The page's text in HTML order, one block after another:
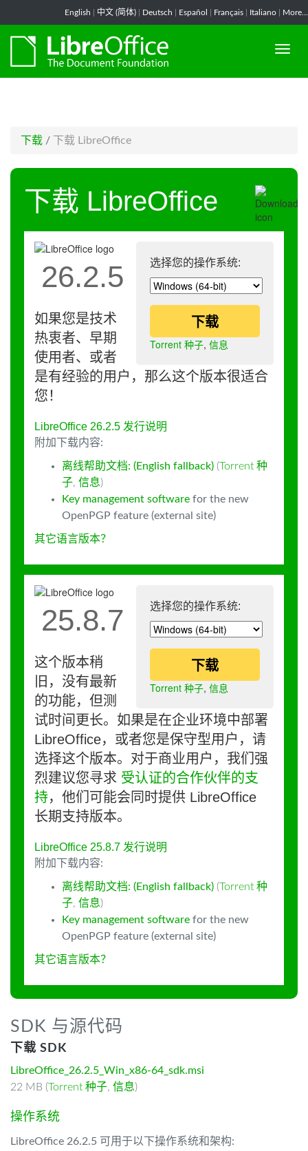
English 中文 (简体) Deutsch Español Français Italiano More...
下载 / 下载 LibreOffice
下载 LibreOffice
选择您的操作系统:
下载
Torrent 种子, 信息
26.2.5
如果您是技术
热衷者、早期
使用者、或者
是有经验的用户，那么这个版本很适合
您！
LibreOffice 26.2.5 发行说明
附加下载内容:
离线帮助文档: (English fallback) (Torrent 种
子, 信息)
Key management software for the new
OpenPGP feature (external site)
其它语言版本？
选择您的操作系统:
下载
Torrent 种子, 信息
25.8.7
这个版本稍
旧，没有最新
的功能，但测
试时间更长。如果是在企业环境中部署
LibreOffice，或者您是保守型用户，请
选择这个版本。对于商业用户，我们强
烈建议您寻求 受认证的合作伙伴的支
持，他们可能会同时提供 LibreOffice
长期支持版本。
LibreOffice 25.8.7 发行说明
附加下载内容:
离线帮助文档: (English fallback) (Torrent 种
子, 信息)
Key management software for the new
OpenPGP feature (external site)
其它语言版本？
SDK 与源代码
下载 SDK
LibreOffice_26.2.5_Win_x86-64_sdk.msi
22 MB (Torrent 种子, 信息)
操作系统
LibreOffice 26.2.5 可用于以下操作系统和架构: